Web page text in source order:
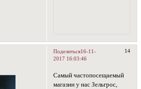
Поделиться 14
16-11-
2017 16:03:46
Самый частопосещаемый
магазин у нас Зельгрос,